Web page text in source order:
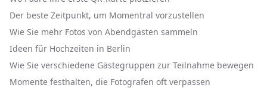
Der beste Zeitpunkt, um Momentral vorzustellen
Wie Sie mehr Fotos von Abendgästen sammeln
Ideen für Hochzeiten in Berlin
Wie Sie verschiedene Gästegruppen zur Teilnahme bewegen
Momente festhalten, die Fotografen oft verpassen